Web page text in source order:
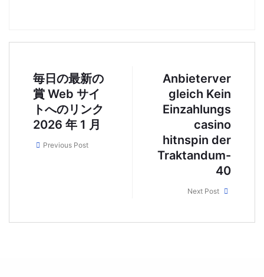
毎日の最新の
賞 Web サイ
トへのリンク
2026 年 1 月
Previous Post
Anbieterver
gleich Kein
Einzahlungs
casino
hitnspin der
Traktandum-
40
Next Post